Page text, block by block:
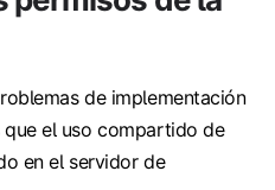
de implementación
que el uso compartido de
en el servidor de